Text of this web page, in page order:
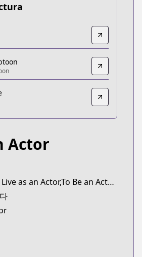
series/to-be-an-actor/info
content/배우로서-살
Actor
synonyms:I Will Live as an Actor,To Be an Actor,Baeu-roseo Salgetda,Be the Actor